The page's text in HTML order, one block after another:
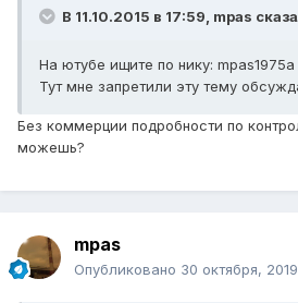
В 11.10.2015 в 17:59, mpas
На ютубе ищите по нику: mpas1975a
Тут мне запретили эту тему
Без коммерции подробности по
можешь?
mpas
Опубликовано 30 октября, 2019